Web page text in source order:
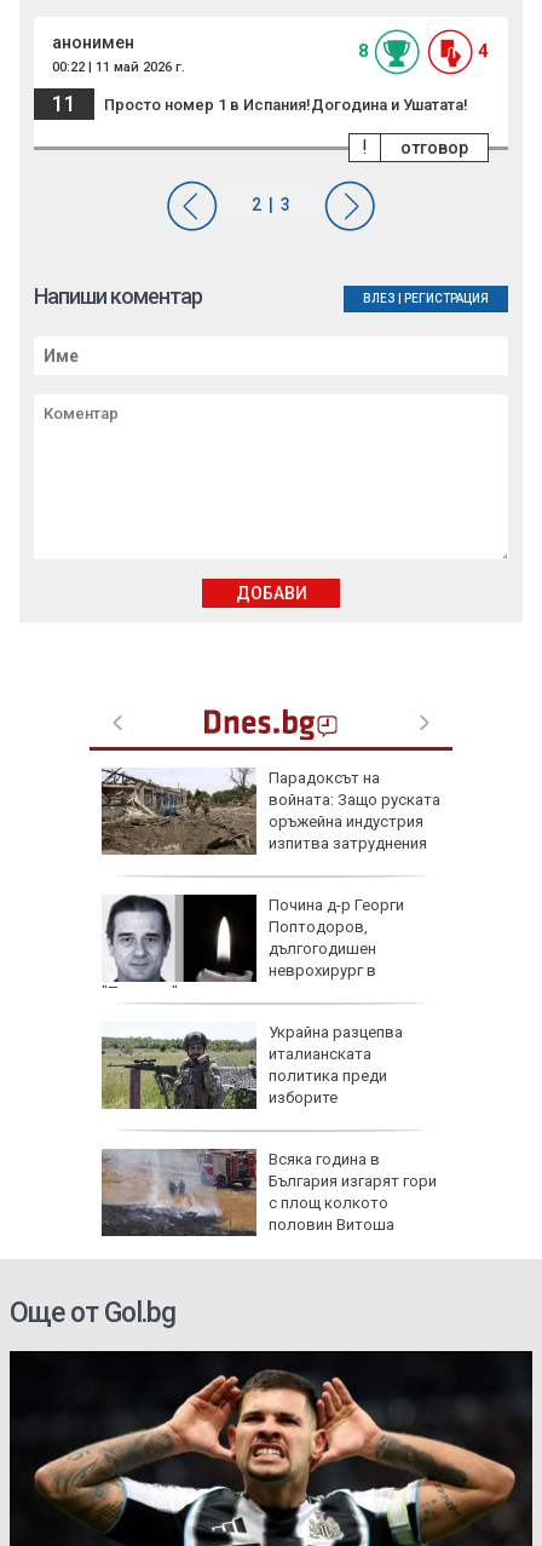
Парадоксът на
войната: Защо руската
оръжейна индустрия
изпитва затруднения
Почина д-р Георги
Поптодоров,
дългогодишен
неврохирург в
"Пирогов"
Украйна разцепва
италианската
политика преди
изборите
Всяка година в
България изгарят гори
с площ колкото
половин Витоша
анонимен
00:22 | 11 май 2026 г.
8 4
11 Просто номер 1 в Испания!Догодина и Ушатата!
отговор
!
Напиши коментар ВЛЕЗ РЕГИСТРАЦИЯ
ДОБАВИ
Още от Gol.bg